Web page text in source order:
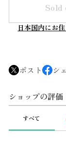
Sold
日本国内にお
ポスト シ
ショップの評価
すべて